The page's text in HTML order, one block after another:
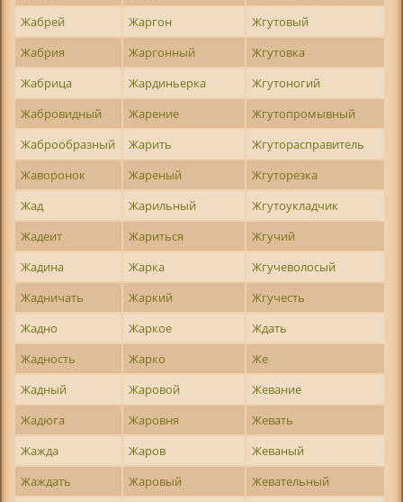
Жабрей
Жаргон
Жгутовый
Жабрия
Жаргонный
Жгутовка
Жабрица
Жардиньерка
Жгутоногий
Жабровидный
Жарение
Жгутопромывный
Жаброобразный
Жарить
Жгуторасправитель
Жаворонок
Жареный
Жгуторезка
Жад
Жарильный
Жгутоукладчик
Жадеит
Жариться
Жгучий
Жадина
Жарка
Жгучеволосый
Жадничать
Жаркий
Жгучесть
Жадно
Жаркое
Ждать
Жадность
Жарко
Же
Жадный
Жаровой
Жевание
Жадюга
Жаровня
Жевать
Жажда
Жаров
Жеваный
Жаждать
Жаровый
Жевательный